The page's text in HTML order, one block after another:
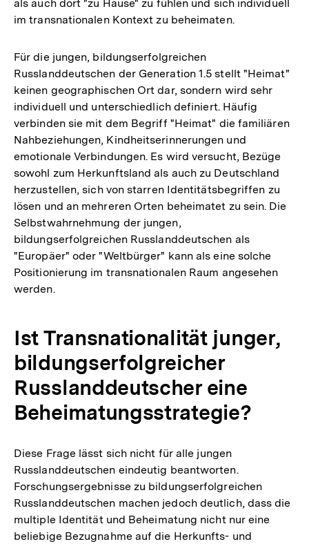
als auch dort "zu Hause" zu fühlen und sich individuell
im transnationalen Kontext zu beheimaten.
Für die jungen, bildungserfolgreichen
Russlanddeutschen der Generation 1.5 stellt "Heimat"
keinen geographischen Ort dar, sondern wird sehr
individuell und unterschiedlich definiert. Häufig
verbinden sie mit dem Begriff "Heimat" die familiären
Nahbeziehungen, Kindheitserinnerungen und
emotionale Verbindungen. Es wird versucht, Bezüge
sowohl zum Herkunftsland als auch zu Deutschland
herzustellen, sich von starren Identitätsbegriffen zu
lösen und an mehreren Orten beheimatet zu sein. Die
Selbstwahrnehmung der jungen,
bildungserfolgreichen Russlanddeutschen als
"Europäer" oder "Weltbürger" kann als eine solche
Positionierung im transnationalen Raum angesehen
werden.
Ist Transnationalität junger,
bildungserfolgreicher
Russlanddeutscher eine
Beheimatungsstrategie?
Diese Frage lässt sich nicht für alle jungen
Russlanddeutschen eindeutig beantworten.
Forschungsergebnisse zu bildungserfolgreichen
Russlanddeutschen machen jedoch deutlich, dass die
multiple Identität und Beheimatung nicht nur eine
beliebige Bezugnahme auf die Herkunfts- und